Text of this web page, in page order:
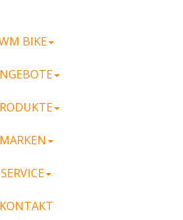
BIKE
MARKEN
SERVICE
KONTAKT